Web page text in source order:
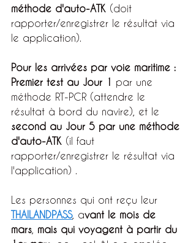
méthode d'auto-ATK (doit
rapporter/enregistrer le résultat via
le application).
Pour les arrivées par voie maritime :
Premier test au Jour 1 par une
méthode RT-PCR (attendre le
résultat à bord du navire), et le
second au Jour 5 par une méthode
d'auto-ATK (il faut
rapporter/enregistrer le résultat via
l'application) .
Les personnes qui ont reçu leur
THAILANDPASS, avant le mois de
mars mais qui voyagent à partir du